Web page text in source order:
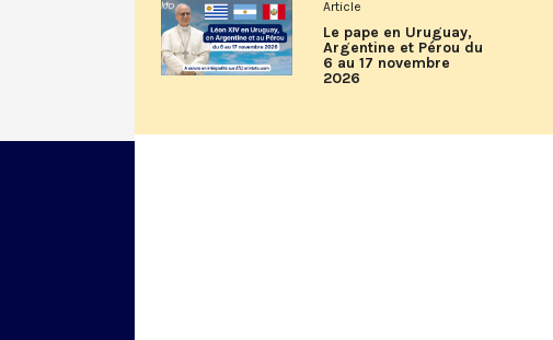
Article
Le pape en Uruguay,
Argentine et Pérou du
6 au 17 novembre
2026